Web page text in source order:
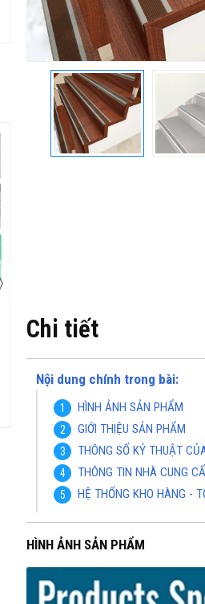
TỔNG KHO CHUYÊN THẢM
VINYL KHÁNG KHUẨN TẠI ĐÀ
Hotline(Zalo): 0934943033
Chi tiết
Nội dung chính trong bài:
HÌNH ẢNH SẢN PHẨM
GIỚI THIỆU SẢN PHẨM
THÔNG SỐ KỶ THUẬT
THÔNG TIN NHÀ CUNG
HỆ THỐNG KHO HÀNG -
HÌNH ẢNH SẢN PHẨM